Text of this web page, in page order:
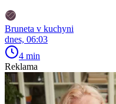
Bruneta v kuchyni
dnes, 06:03
4 min
Reklama